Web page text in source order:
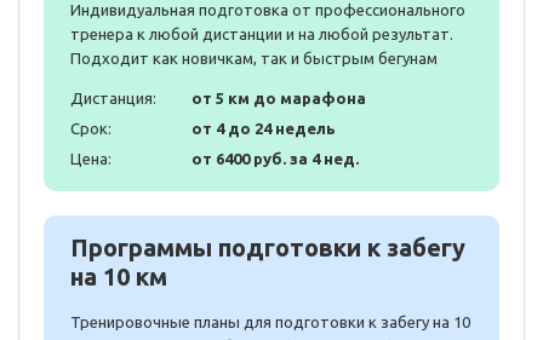
Индивидуальная подготовка от профессионального
тренера к любой дистанции и на любой результат.
Подходит как новичкам, так и быстрым бегунам
Дистанция:
от 5 км до марафона
Срок:
от 4 до 24 недель
Цена:
от 6400 руб. за 4 нед.
Программы подготовки к забегу
на 10 км
Тренировочные планы для подготовки к забегу на 10